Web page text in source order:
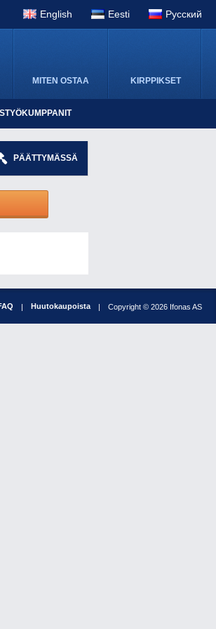
Pусский
MITEN OSTAA KIRPPIKSET
PÄÄTTYMÄSSÄ
Huutokaupoista Copyright © 2026 Ifonas AS